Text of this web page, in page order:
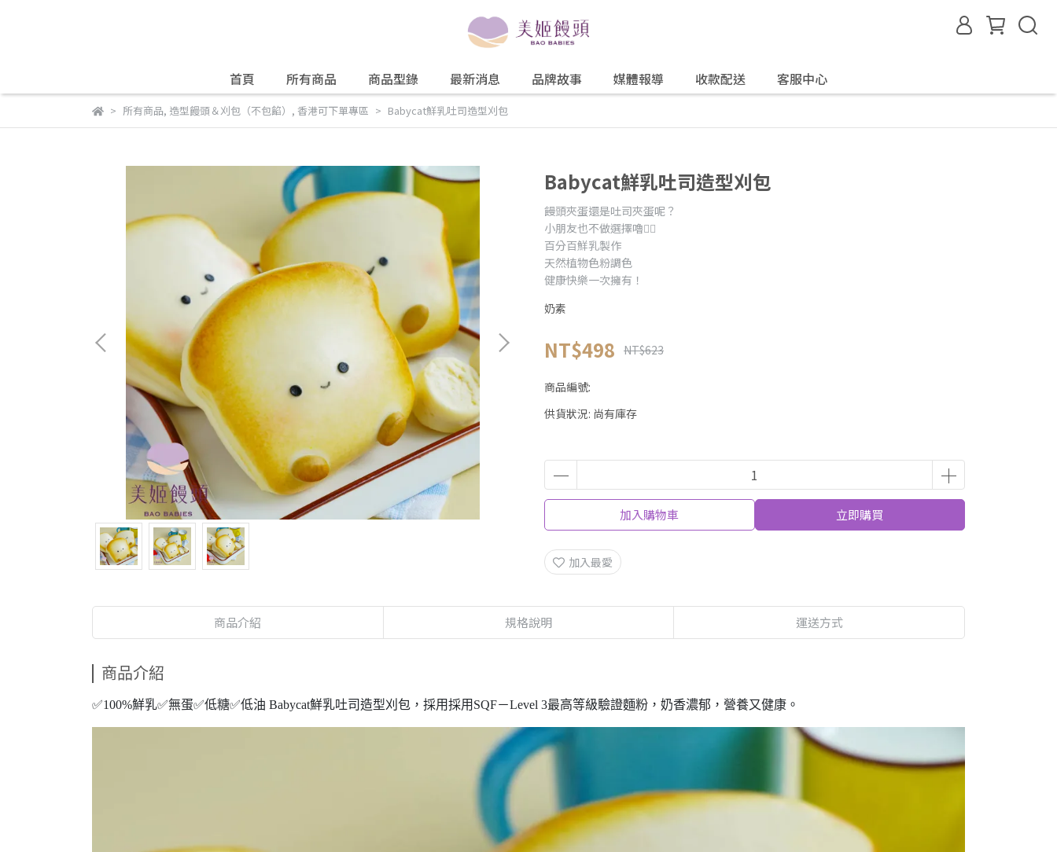
首頁 所有商品 商品型錄 最新消息 品牌故事 媒體報導 收款配送 客服中心
所有商品, 造型饅頭＆刈包（不包餡） , 香港可下單專區 Babycat鮮乳吐司造型刈包
Babycat鮮乳吐司造型刈包
饅頭夾蛋還是吐司夾蛋呢？
小朋友也不做選擇嚕✌🏻
百分百鮮乳製作
天然植物色粉調色
健康快樂一次擁有！
奶素
NT$498 NT$623
商品編號:
供貨狀況: 尚有庫存
加入購物車 立即購買
加入最愛
商品介紹 規格說明 運送方式
商品介紹
✅100%鮮乳✅無蛋✅低糖✅低油 Babycat鮮乳吐司造型刈包，採用採用SQF－Level 3最高等級驗證麵粉，奶香濃郁，營養又健康。